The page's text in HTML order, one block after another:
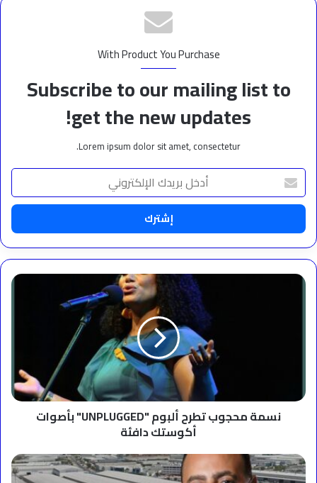
With Product You Purchase
Subscribe to our mailing list to
get the new updates!
Lorem ipsum dolor sit amet, consectetur.
أدخل
بريدك
الإلكتروني
نسمة
نسمة محجوب تطرح ألبوم "UNPLUGGED" بأصوات
أكوستك دافئة
البداد
للحديد